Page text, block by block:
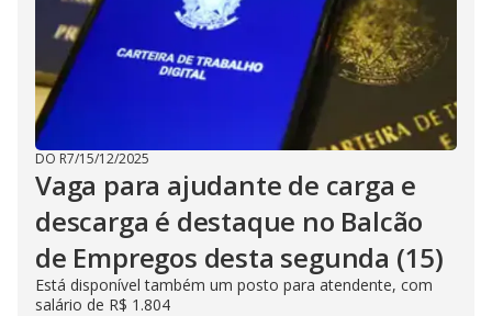
DO R7/15/12/2025
Vaga para ajudante de carga e
descarga é destaque no Balcão
de Empregos desta segunda (15)
Está disponível também um posto para atendente, com
salário de R$ 1.804